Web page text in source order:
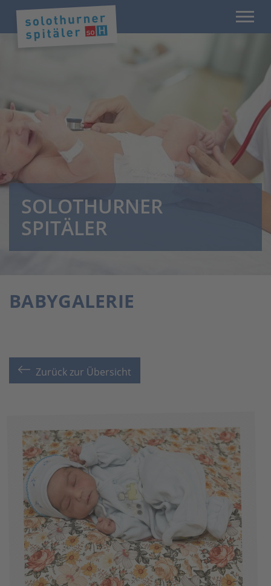
SOLOTHURNER
SPITÄLER
BABYGALERIE
Zurück zur Übersicht